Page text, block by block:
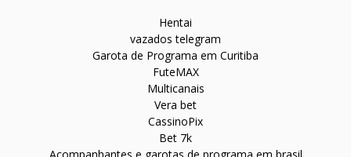
Hentai
vazados telegram
Garota de Programa em Curitiba
FuteMAX
Multicanais
Vera bet
CassinoPix
Bet 7k